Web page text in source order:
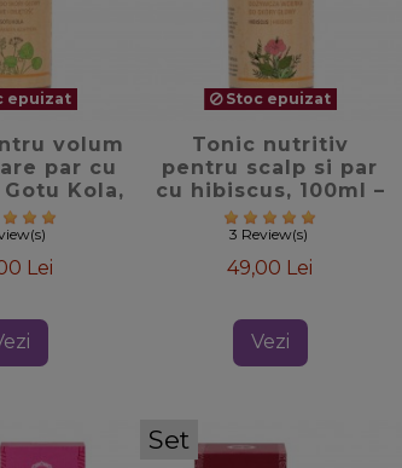
epuizat
volum
par cu
Kola,
Sattva
Lei
favorite_border
Stoc epuizat
Tonic nutritiv
pentru scalp si par
cu hibiscus, 100ml –
Sattva Ayurveda
3 Review(s)
49,00 Lei
Vezi
Set